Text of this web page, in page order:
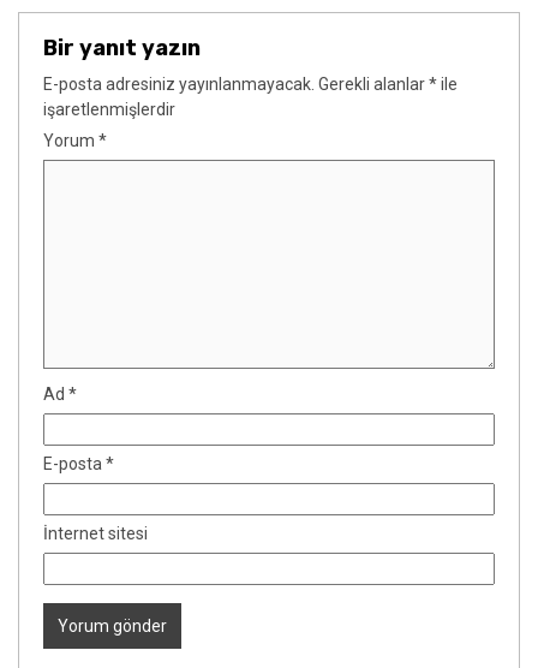
Bir yanıt yazın
E-posta adresiniz yayınlanmayacak. Gerekli alanlar*ile
işaretlenmişlerdir
Yorum *
Ad *
E-posta *
İnternet sitesi